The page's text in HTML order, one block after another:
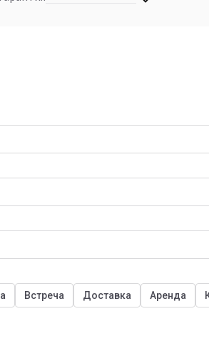
Встреча Доставка Аренда